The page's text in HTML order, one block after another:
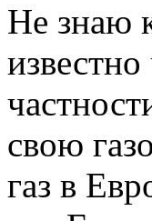
Не знаю
свою
газ в